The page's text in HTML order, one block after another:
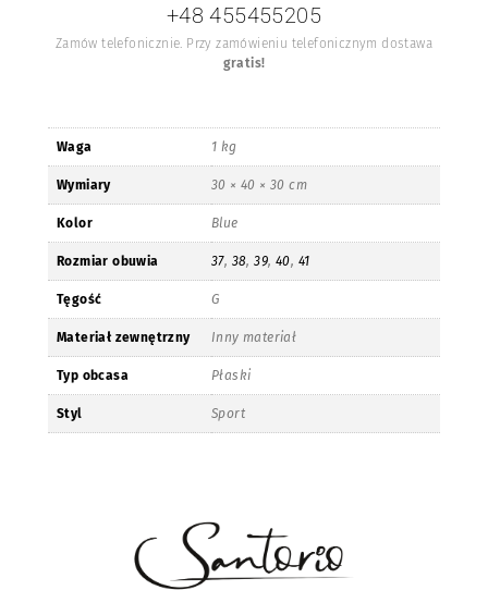
+48 455455205
Zamów telefonicznie. Przy zamówieniu telefonicznym dostawa
gratis!
Waga 1 kg
Wymiary 30 × 40 × 30 cm
Kolor Blue
Rozmiar obuwia 37, 38,39, 40, 41
Tęgość G
Materiał zewnętrzny Inny materiał
Typ obcasa Płaski
Styl Sport